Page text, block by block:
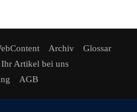
Archiv
Glossar
Ihr Artikel bei uns
AGB